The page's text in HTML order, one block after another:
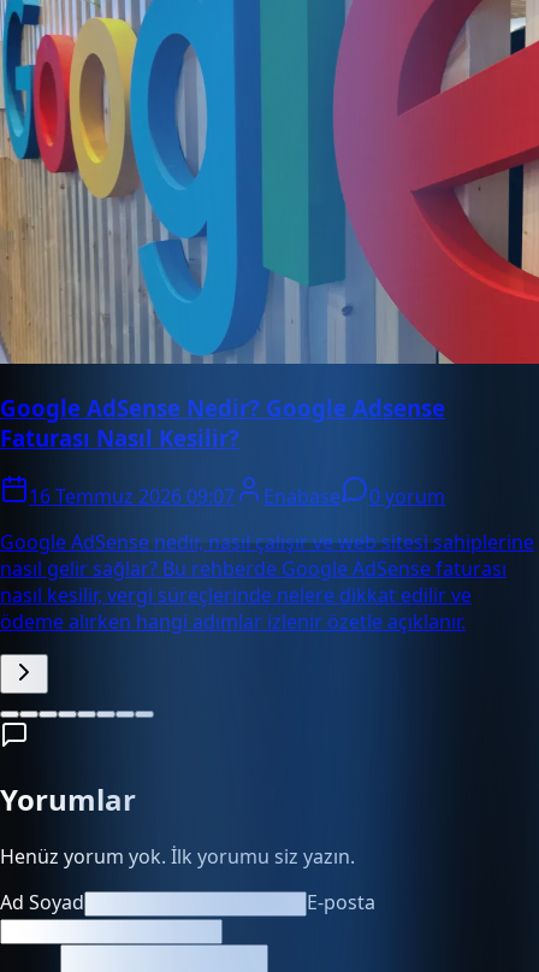
Google AdSense Nedir? Google Adsense
Faturası Nasıl Kesilir?
16 Temmuz 2026 09:07 Enabase
0 yorum
Google AdSense nedir, nasıl çalışır ve web sitesi sahiplerine
nasıl gelir sağlar? Bu rehberde Google AdSense faturası
nasıl kesilir, vergi süreçlerinde nelere dikkat edilir ve
ödeme alırken hangi adımlar izlenir özetle açıklanır.
Yorumlar
Henüz yorum yok. İlk yorumu siz yazın.
Ad Soyad
E-posta